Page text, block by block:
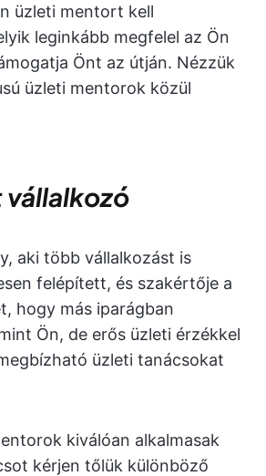
üzleti mentort kell
leginkább megfelel az Ön
Önt az útján. Nézzük
üzleti mentorok közül
vállalkozó
aki több vállalkozást is
felépített, és szakértője a
hogy más iparágban
Ön, de erős üzleti érzékkel
üzleti tanácsokat
kiválóan alkalmasak
kérjen tőlük különböző